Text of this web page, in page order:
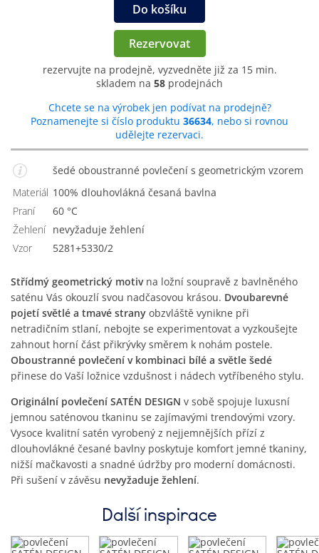
Do košíku
Rezervovat
rezervujte na prodejně, vyzvedněte již za 15 min.
skladem na 58 prodejnách
Chcete se na výrobek jen podívat na prodejně?
Poznamenejte si číslo produktu 36634, nebo si rovnou
udělejte rezervaci.
šedé oboustranné povlečení s geometrickým vzorem
Materiál
100% dlouhovlákná česaná bavlna
Praní
60 °C
Žehlení
nevyžaduje žehlení
Vzor
5281+5330/2
Střídmý geometrický motivna ložní soupravě z bavlněného
saténu Vás okouzlí svou nadčasovou krásou. Dvoubarevné
pojetí světlé a tmavé strany obzvláště vynikne při
netradičním stlaní, nebojte se experimentovat a vyzkoušejte
zahnout horní část přikrývky směrem k nohám postele.
Oboustranné povlečení v kombinaci bílé a světle šedé
přinese do Vaší ložnice vzdušnost i nádech vytříbeného stylu.
Originální povlečení SATÉN DESIGN v sobě spojuje luxusní
jemnou saténovou tkaninu se zajímavými trendovými vzory.
Vysoce kvalitní satén vyrobený z nejjemnějších přízí z
dlouhovlákné česané bavlny poskytuje komfort jemné tkaniny,
nižší mačkavosti a snadné údržby pro moderní domácnosti.
Při sušení v závěsu nevyžaduje žehlení.
Další inspirace